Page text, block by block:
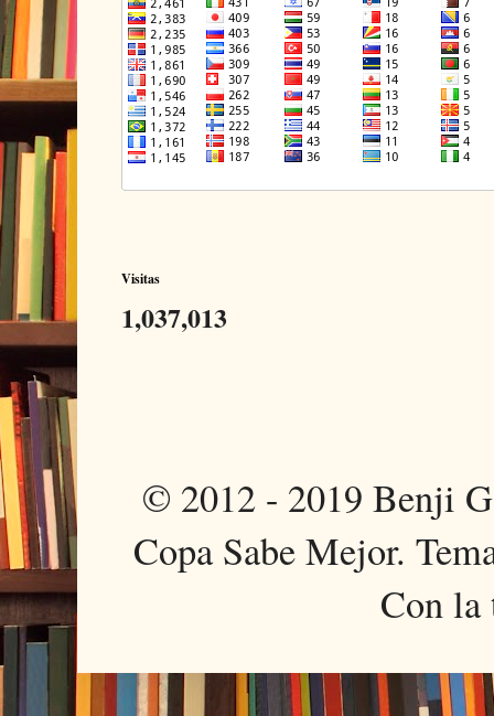
Visitas
1,037,013
© 2012 - 2019 Benji
Copa Sabe Mejor.
Con